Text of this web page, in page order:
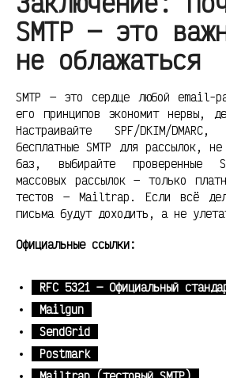
SMTP — это
не облажаться
SMTP — это сердце любой email-
его принципов экономит нервы,
Настраивайте SPF/DKIM/
бесплатные SMTP для рассылок,
баз, выбирайте проверенные
массовых рассылок — только
тестов — Mailtrap. Если всё
письма будут доходить, а не
Официальные ссылки:
RFC 5321 — Официальный
Mailgun
SendGrid
Postmark